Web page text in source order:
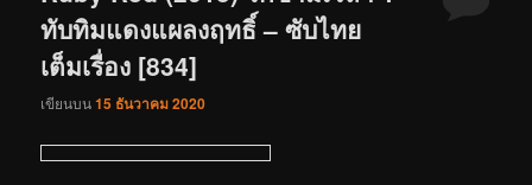
ทับทิมแดงแผลงฤทธิ์ – ซับไทย
เต็มเรื่อง [834]
เขียนบน15 ธันวาคม 2020